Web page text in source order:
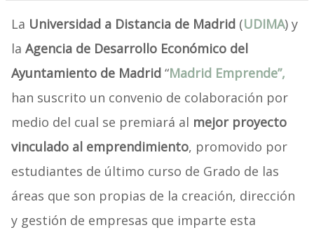
La Universidad a Distancia de Madrid(UDIMA) y
la Agencia de Desarrollo Económico del
Ayuntamiento de Madrid“Madrid Emprende”,
han suscrito un convenio de colaboración por
medio del cual se premiará al mejor proyecto
vinculado al emprendimiento, promovido por
estudiantes de último curso de Grado de las
áreas que son propias de la creación, dirección
y gestión de empresas que imparte esta